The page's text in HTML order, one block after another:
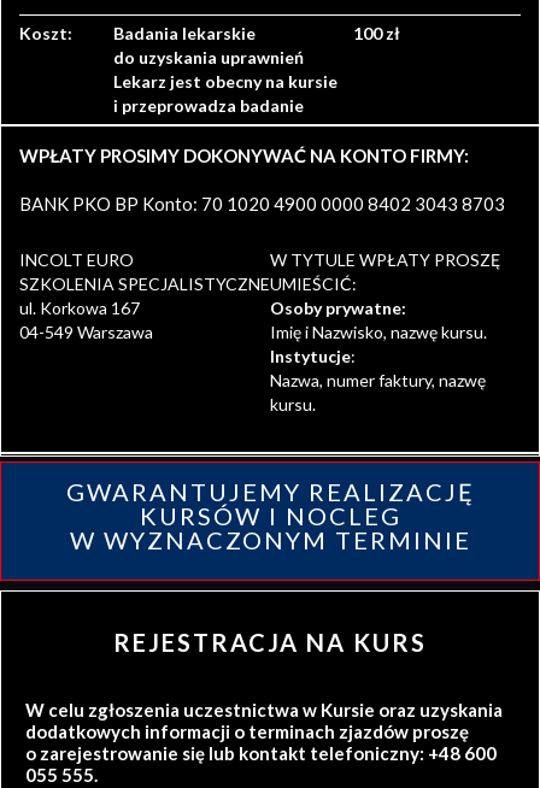
Koszt:
Badania lekarskie
do uzyskania uprawnień
Lekarz jest obecny na kursie
i przeprowadza badanie
100 zł
WPŁATY PROSIMY DOKONYWAĆ NA KONTO FIRMY:
BANK PKO BP Konto: 70 1020 4900 0000 8402 3043 8703
INCOLT EURO
SZKOLENIA SPECJALISTYCZNE
ul. Korkowa 167
04-549 Warszawa
W TYTULE WPŁATY PROSZĘ
UMIEŚCIĆ:
Osoby prywatne:
Imię i Nazwisko, nazwę kursu.
Instytucje:
Nazwa, numer faktury, nazwę
kursu.
GWARANTUJEMY REALIZACJĘ
KURSÓW I NOCLEG
W WYZNACZONYM TERMINIE
REJESTRACJA NA KURS
W celu zgłoszenia uczestnictwa w Kursie oraz uzyskania
dodatkowych informacji o terminach zjazdów proszę
o zarejestrowanie się lub kontakt telefoniczny: +48 600
055 555.